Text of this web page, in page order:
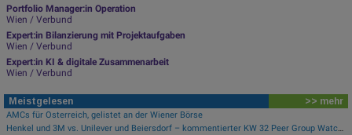
Portfolio Manager:in Operation
Wien / Verbund
Expert:in Bilanzierung mit Projektaufgaben
Wien / Verbund
Expert:in KI & digitale Zusammenarbeit
Wien / Verbund
Meistgelesen >> mehr
AMCs für Österreich, gelistet an der Wiener Börse
Henkel und 3M vs. Unilever und Beiersdorf – kommentierter KW 32 Peer Group Watch Konsumgüter